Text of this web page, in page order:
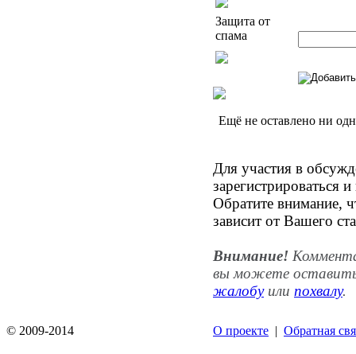
Защита от
спама
Ещё не оставлено ни
Для участия в
зарегистрироваться
Обратите внимание,
зависит от Вашего
Внимание!
вы можете
жалобуили похвалу.
© 2009-2014 О проекте | Обратная